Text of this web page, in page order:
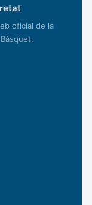
oficial de la